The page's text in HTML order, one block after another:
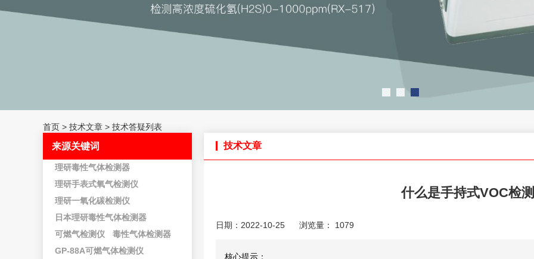
首页 > 技术文章 > 技术答疑列表
来源关键词
理研毒性气体检测器
理研手表式氧气检测仪
理研一氧化碳检测仪
日本理研毒性气体检测器
可燃气检测仪
毒性气体检测器
GP-88A可燃气体检测仪
技术文章
什么是手持式VOC检
日期：2022-10-25 浏览量： 1079
核心提示：